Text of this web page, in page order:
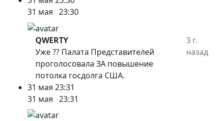
31 мая 23:30
QWERTY
Уже ?? Палата Представителей
проголосовала ЗА повышение
потолка госдолга США.
3 г.
назад
31 мая 23:31
31 мая 23:31